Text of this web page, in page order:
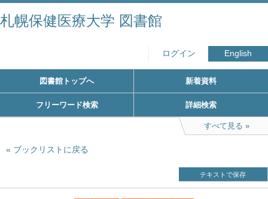
札幌保健医療大学 図書館
ログイン English
図書館トップへ 新着資料
フリーワード検索 詳細検索
すべて見る
ブックリストに戻る
テキストで保存